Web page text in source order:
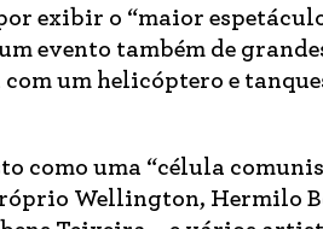
exibir o “maior
evento também de
um helicóptero e
como uma “célula
Wellington, Hermilo